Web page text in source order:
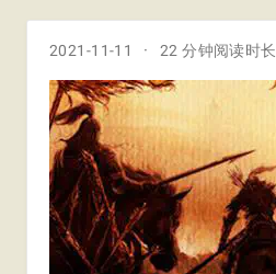
2021-11-11 22 分钟阅读时长